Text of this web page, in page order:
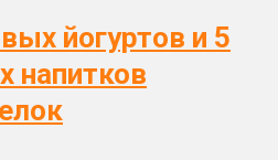
йогуртов и 5
напитков